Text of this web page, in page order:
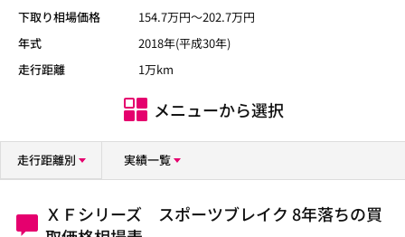
下取り相場価格 154.7万円〜202.7万円
年式
2018年(平成30年)
走行距離
1万km
メニューから選択
走行距離別 実績一覧
ＸＦシリーズ スポーツブレイク 8年落ちの買